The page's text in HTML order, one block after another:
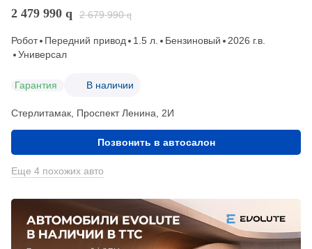
2 479 990 q 2 679 990 q
Робот Передний привод 1.5 л. Бензиновый
2026 г.в.
Универсал
Гарантия В наличии
Стерлитамак, Проспект Ленина, 2И
Позвонить в автосалон
Еще 4 похожих авто